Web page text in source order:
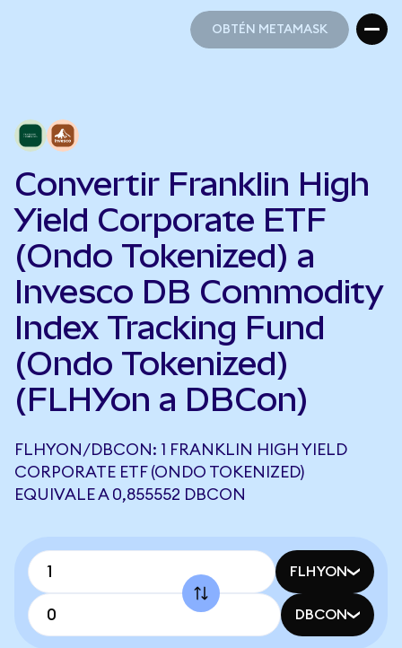
OBTÉN METAMASK
Convertir Franklin High
Yield Corporate ETF
(Ondo Tokenized) a
Invesco DB Commodity
Index Tracking Fund
(Ondo Tokenized)
(FLHYon a DBCon)
FLHYON/DBCON: 1 FRANKLIN HIGH YIELD
CORPORATE ETF (ONDO TOKENIZED)
EQUIVALE A 0,855552 DBCON
FLHYON
DBCON